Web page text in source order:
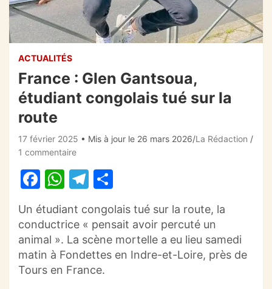
ACTUALITÉS
France : Glen Gantsoua,
étudiant congolais tué sur la
route
17 février 2025 • Mis à jour le 26 mars 2026 La Rédaction
1 commentaire
F
a
c
e
b
o
W
at
s
A
p
T
e
gr
a
m
ar
ta
g
er
Un étudiant congolais tué sur la route, la
conductrice « pensait avoir percuté un
animal ». La scène mortelle a eu lieu samedi
matin à Fondettes en Indre-et-Loire, près de
Tours en France.